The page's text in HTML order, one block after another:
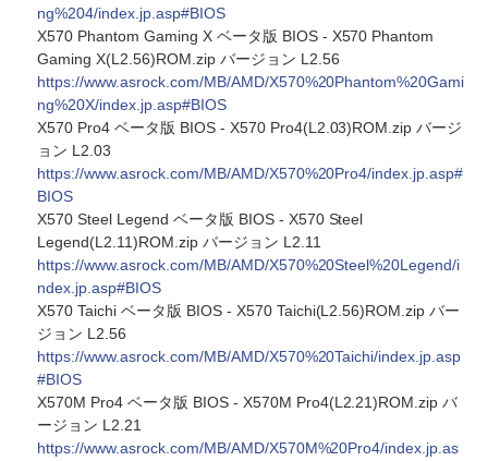
ng%204/index.jp.asp#BIOS
X570 Phantom Gaming X ベータ版 BIOS - X570 Phantom
Gaming X(L2.56)ROM.zip バージョン L2.56
https://www.asrock.com/MB/AMD/X570%20Phantom%20Gami
ng%20X/index.jp.asp#BIOS
X570 Pro4 ベータ版 BIOS - X570 Pro4(L2.03)ROM.zip バージ
ョン L2.03
https://www.asrock.com/MB/AMD/X570%20Pro4/index.jp.asp#
BIOS
X570 Steel Legend ベータ版 BIOS - X570 Steel
Legend(L2.11)ROM.zip バージョン L2.11
https://www.asrock.com/MB/AMD/X570%20Steel%20Legend/i
ndex.jp.asp#BIOS
X570 Taichi ベータ版 BIOS - X570 Taichi(L2.56)ROM.zip バー
ジョン L2.56
https://www.asrock.com/MB/AMD/X570%20Taichi/index.jp.asp
#BIOS
X570M Pro4 ベータ版 BIOS - X570M Pro4(L2.21)ROM.zip バ
ージョン L2.21
https://www.asrock.com/MB/AMD/X570M%20Pro4/index.jp.as